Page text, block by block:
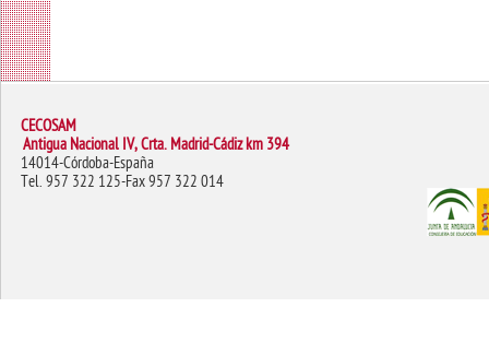
CECOSAM
Antigua Nacional IV, Crta. Madrid-Cádiz km 394
14014-Córdoba-España
Tel. 957 322 125-Fax 957 322 014